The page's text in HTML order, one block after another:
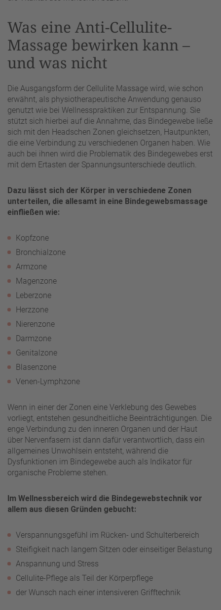
Was eine Anti-Cellulite-
Massage bewirken kann –
und was nicht
Die Ausgangsform der Cellulite Massage wird, wie schon
erwähnt, als physiotherapeutische Anwendung genauso
genutzt wie bei Wellnesspraktiken zur Entspannung. Sie
stützt sich hierbei auf die Annahme, das Bindegewebe ließe
sich mit den Headschen Zonen gleichsetzen, Hautpunkten,
die eine Verbindung zu verschiedenen Organen haben. Wie
auch bei ihnen wird die Problematik des Bindegewebes erst
mit dem Ertasten der Spannungsunterschiede deutlich.
Dazu lässt sich der Körper in verschiedene Zonen
unterteilen, die allesamt in eine Bindegewebsmassage
einfließen wie:
Kopfzone
Bronchialzone
Armzone
Magenzone
Leberzone
Herzzone
Nierenzone
Darmzone
Genitalzone
Blasenzone
Venen-Lymphzone
Wenn in einer der Zonen eine Verklebung des Gewebes
vorliegt, entstehen gesundheitliche Beeinträchtigungen. Die
enge Verbindung zu den inneren Organen und der Haut
über Nervenfasern ist dann dafür verantwortlich, dass ein
allgemeines Unwohlsein entsteht, während die
Dysfunktionen im Bindegewebe auch als Indikator für
organische Probleme stehen.
Im Wellnessbereich wird die Bindegewebstechnik vor
allem aus diesen Gründen gebucht:
Verspannungsgefühl im Rücken- und Schulterbereich
Steifigkeit nach langem Sitzen oder einseitiger Belastung
Anspannung und Stress
Cellulite-Pflege als Teil der Körperpflege
der Wunsch nach einer intensiveren Grifftechnik